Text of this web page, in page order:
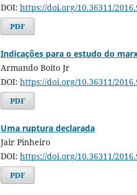
DOI: https://doi.org/10.36311/
PDF
Indicações para o estudo do
Armando Boito Jr
DOI: https://doi.org/10.36311/
PDF
Uma ruptura declarada
Jair Pinheiro
DOI: https://doi.org/10.36311/
PDF